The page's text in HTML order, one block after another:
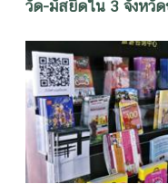
วัด-มัสยิดใน 3 จังหวั